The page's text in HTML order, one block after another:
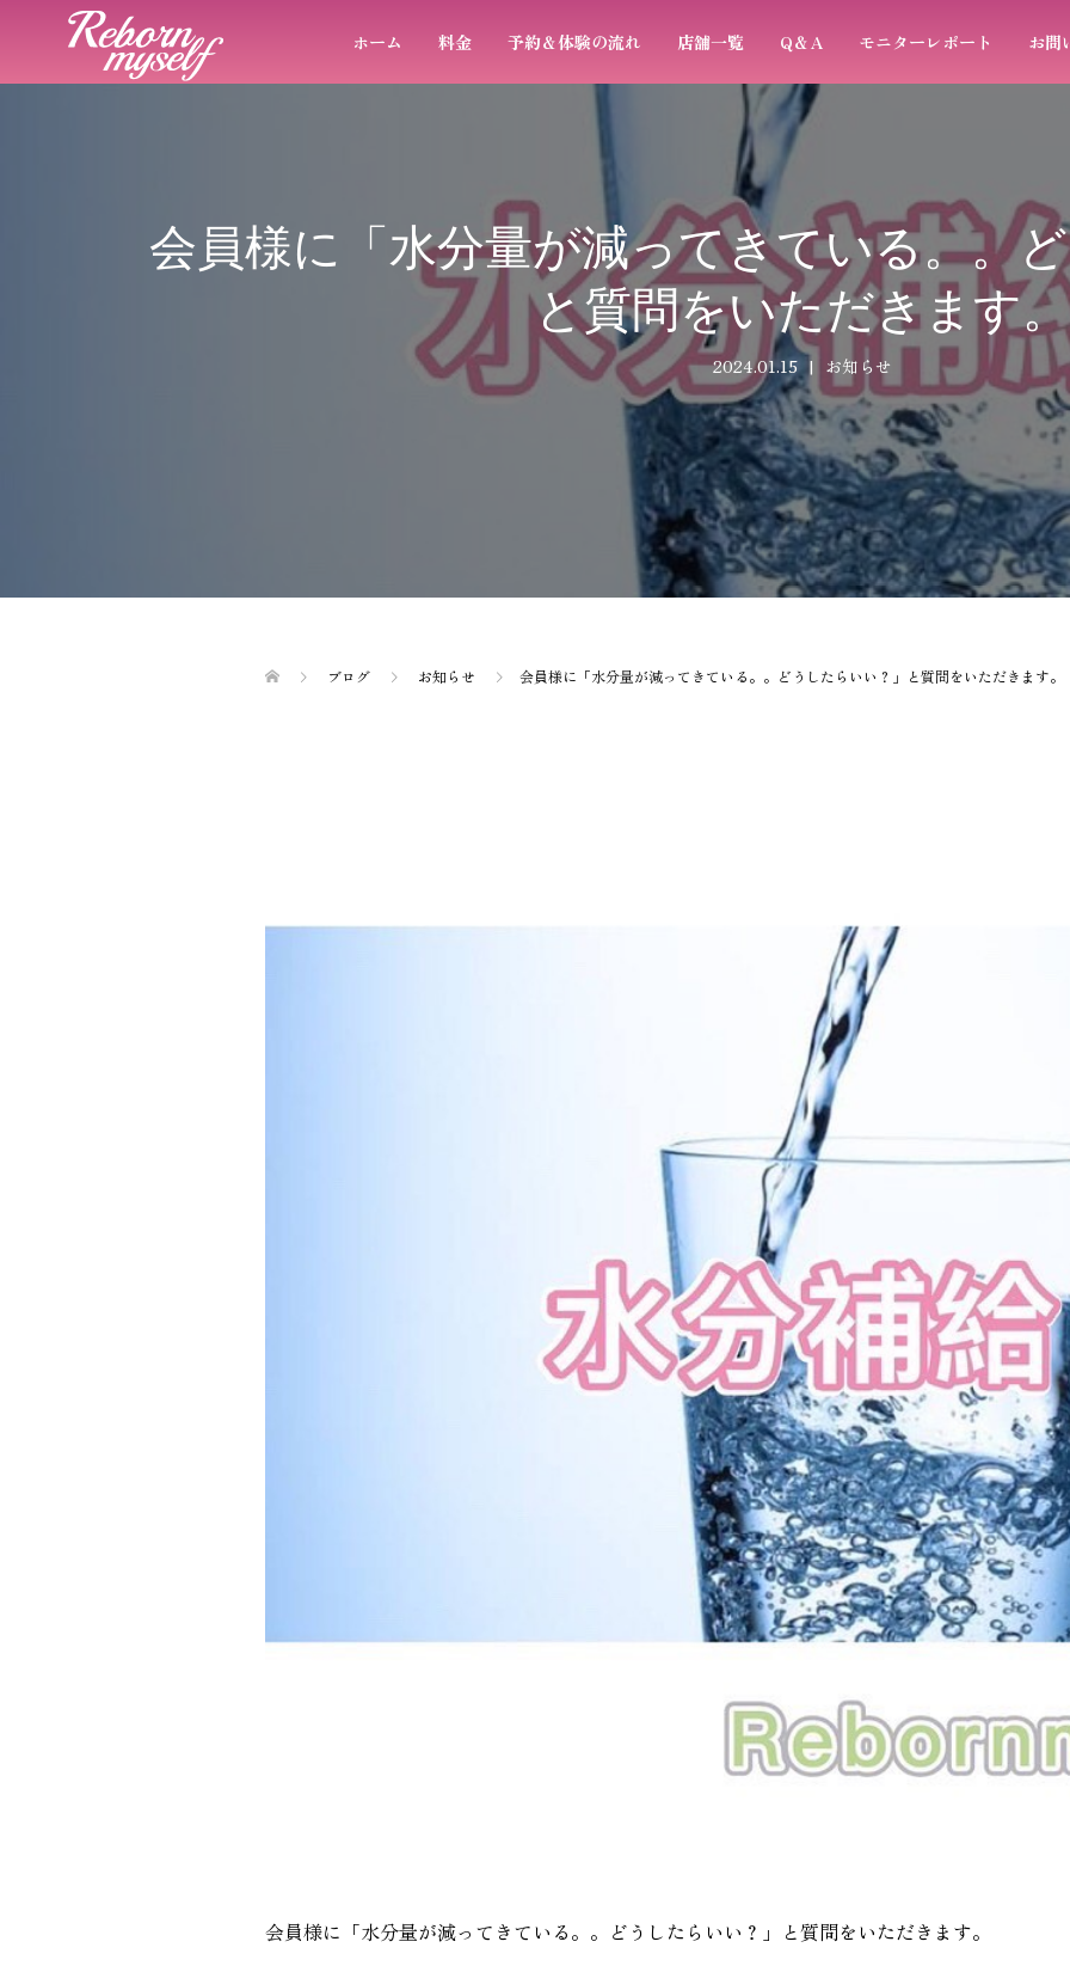
ホーム 料金 予約＆体験の流れ 店舗一覧 Q＆A モニターレポート お問
会員様に「水分量が減ってきている。。
と質問をいただきます。
2024.01.15 お知らせ
ブログ お知らせ 会員様に「水分量が減ってきている。。どうしたらいい？」と質問をいただきます。
会員様に「水分量が減ってきている。。どうしたらいい？」と質問をいただきます。